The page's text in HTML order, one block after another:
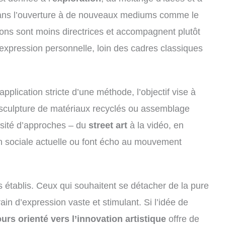
l’ouverture à de nouveaux mediums comme le
sont moins directrices et accompagnent plutôt
personnelle, loin des cadres classiques
stricte d’une méthode, l’objectif vise à
de matériaux recyclés ou assemblage
d’approches – du street art à la vidéo, en
actuelle ou font écho au mouvement
Ceux qui souhaitent se détacher de la pure
d’expression vaste et stimulant. Si l’idée de
orienté vers l’innovation artistique offre de